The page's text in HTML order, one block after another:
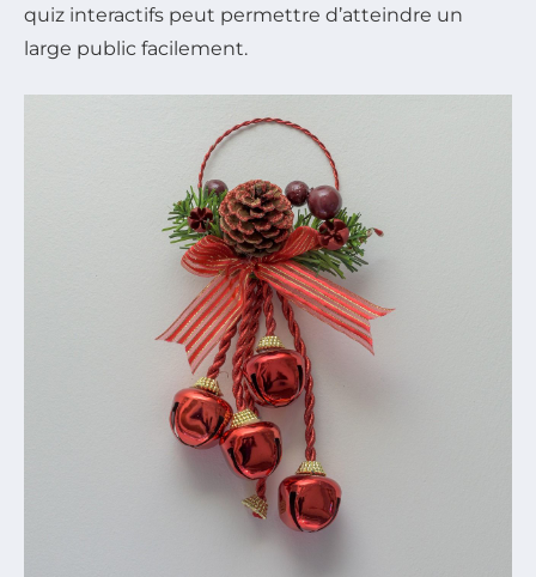
quiz interactifs peut permettre d’atteindre un
large public facilement.